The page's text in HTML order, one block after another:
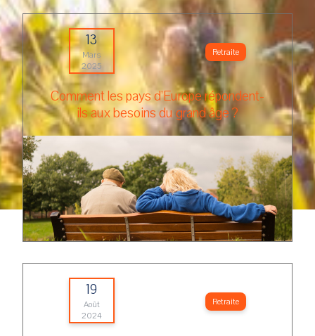
13
Mars
2025
Retraite
Comment les pays d’Europe répondent-
ils aux besoins du grand âge ?
19
Août
2024
Retraite